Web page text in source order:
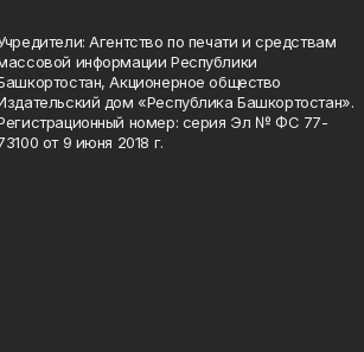
Агентство по печати и средствам
информации Республики
Акционерное общество
дом «Республика Башкортостан».
номер: серия Эл № ФС 77-
от 9 июня 2018 г.